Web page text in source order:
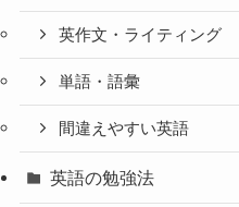
英作文・ライティング
単語・語彙
間違えやすい英語
英語の勉強法